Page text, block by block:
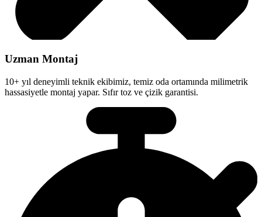
Uzman Montaj
10+ yıl deneyimli teknik ekibimiz, temiz oda ortamında milimetrik
hassasiyetle montaj yapar. Sıfır toz ve çizik garantisi.